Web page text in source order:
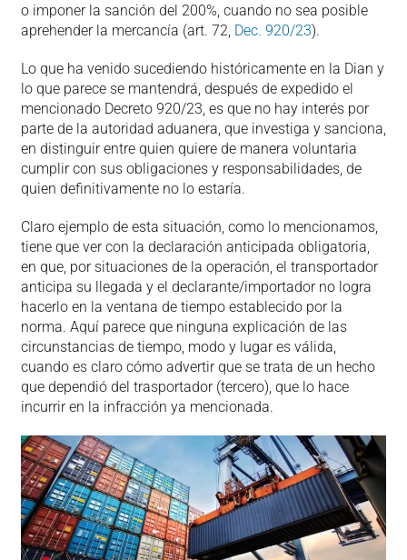
o imponer la sanción del 200%, cuando no sea posible
aprehender la mercancía (art. 72, Dec. 920/23).
Lo que ha venido sucediendo históricamente en la Dian y
lo que parece se mantendrá, después de expedido el
mencionado Decreto 920/23, es que no hay interés por
parte de la autoridad aduanera, que investiga y sanciona,
en distinguir entre quien quiere de manera voluntaria
cumplir con sus obligaciones y responsabilidades, de
quien definitivamente no lo estaría.
Claro ejemplo de esta situación, como lo mencionamos,
tiene que ver con la declaración anticipada obligatoria,
en que, por situaciones de la operación, el transportador
anticipa su llegada y el declarante/importador no logra
hacerlo en la ventana de tiempo establecido por la
norma. Aquí parece que ninguna explicación de las
circunstancias de tiempo, modo y lugar es válida,
cuando es claro cómo advertir que se trata de un hecho
que dependió del trasportador (tercero), que lo hace
incurrir en la infracción ya mencionada.